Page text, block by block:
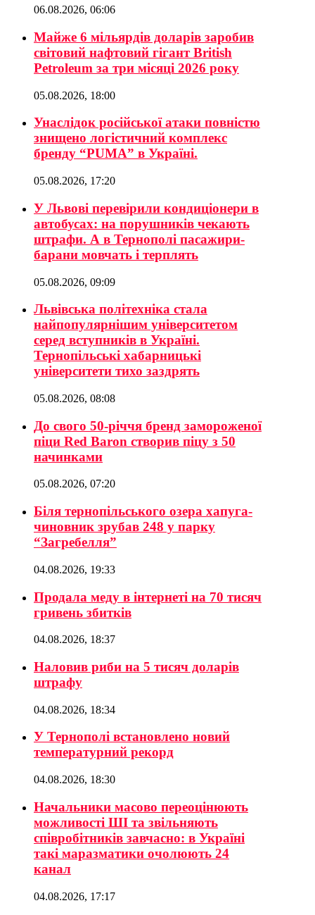
06.08.2026, 06:06
Майже 6 мільярдів доларів заробив
світовий нафтовий гігант British
Petroleum за три місяці 2026 року
05.08.2026, 18:00
Унаслідок російської атаки повністю
знищено логістичний комплекс
бренду “PUMA” в Україні.
05.08.2026, 17:20
У Львові перевірили кондиціонери в
автобусах: на порушників чекають
штрафи. А в Тернополі пасажири-
барани мовчать і терплять
05.08.2026, 09:09
Львівська політехніка стала
найпопулярнішим університетом
серед вступників в Україні.
Тернопільські хабарницькі
університети тихо заздрять
05.08.2026, 08:08
До свого 50-річчя бренд замороженої
піци Red Baron створив піцу з 50
начинками
05.08.2026, 07:20
Біля тернопільського озера хапуга-
чиновник зрубав 248 у парку
“Загребелля”
04.08.2026, 19:33
Продала меду в інтернеті на 70 тисяч
гривень збитків
04.08.2026, 18:37
Наловив риби на 5 тисяч доларів
штрафу
04.08.2026, 18:34
У Тернополі встановлено новий
температурний рекорд
04.08.2026, 18:30
Начальники масово переоцінюють
можливості ШІ та звільняють
співробітників завчасно: в Україні
такі маразматики очолюють 24
канал
04.08.2026, 17:17